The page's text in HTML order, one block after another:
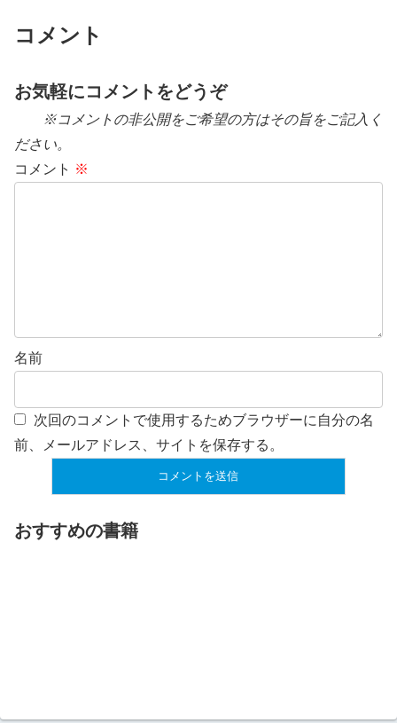
コメント
お気軽にコメントをどうぞ
※コメントの非公開をご希望の方はその旨をご記入く
ださい。
コメント ※
名前
次回のコメントで使用するためブラウザーに自分の名
前、メールアドレス、サイトを保存する。
おすすめの書籍